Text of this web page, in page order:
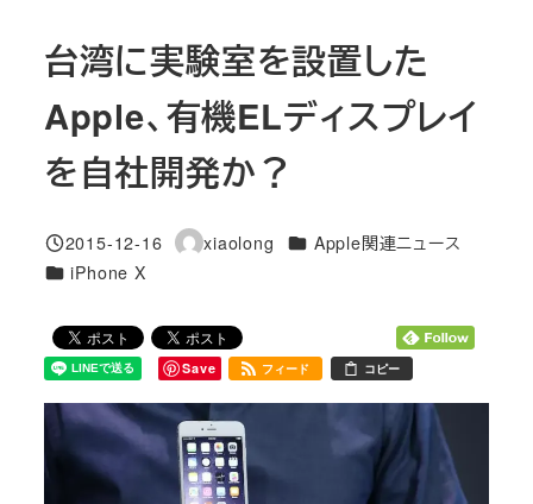
台湾に実験室を設置した
Apple、有機ELディスプレイ
を自社開発か？
投稿日
2015-12-16
著
xiaolong カテゴリー
Apple関連ニュース
カテゴリー
iPhone X
Save フィード コピー